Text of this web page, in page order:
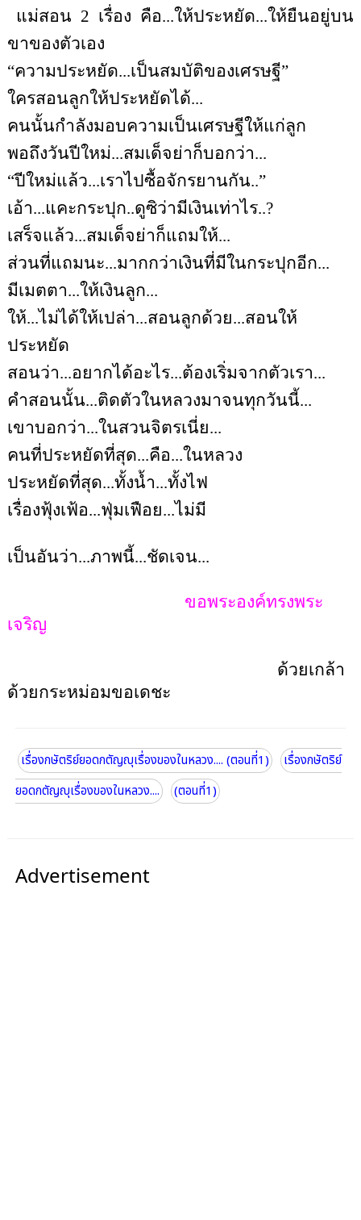
แม่สอน 2 เรื่อง คือ...ให้ประหยัด...ให้ยืนอยู่บน
ขาของตัวเอง
“ความประหยัด...เป็นสมบัติของเศรษฐี”
ใครสอนลูกให้ประหยัดได้...
คนนั้นกำลังมอบความเป็นเศรษฐีให้แก่ลูก
พอถึงวันปีใหม่...สมเด็จย่าก็บอกว่า...
“ปีใหม่แล้ว...เราไปซื้อจักรยานกัน..”
เอ้า...แคะกระปุก..ดูซิว่ามีเงินเท่าไร..?
เสร็จแล้ว...สมเด็จย่าก็แถมให้...
ส่วนที่แถมนะ...มากกว่าเงินที่มีในกระปุกอีก...
มีเมตตา...ให้เงินลูก...
ให้...ไม่ได้ให้เปล่า...สอนลูกด้วย...สอนให้
ประหยัด
สอนว่า...อยากได้อะไร...ต้องเริ่มจากตัวเรา...
คำสอนนั้น...ติดตัวในหลวงมาจนทุกวันนี้...
เขาบอกว่า...ในสวนจิตรเนี่ย...
คนที่ประหยัดที่สุด...คือ...ในหลวง
ประหยัดที่สุด...ทั้งน้ำ...ทั้งไฟ
เรื่องฟุ้งเฟ้อ...ฟุ่มเฟือย...ไม่มี
เป็นอันว่า...ภาพนี้...ชัดเจน...
ขอพระองค์ทรงพระ
เจริญ
ด้วยเกล้า
ด้วยกระหม่อมขอเดชะ
เรื่องกษัตริย์ยอดกตัญญุเรื่องของในหลวง.... (ตอนที่1)
เรื่องกษัตริย์
ยอดกตัญญุเรื่องของในหลวง....
(ตอนที่1)
Advertisement